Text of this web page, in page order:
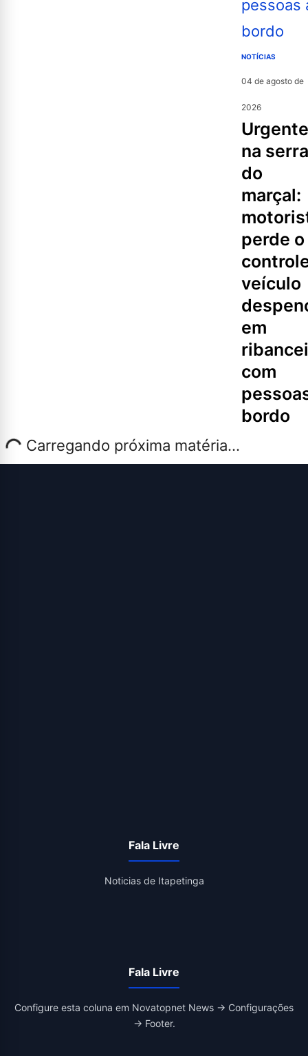
NOTÍCIAS
04 de agosto de
2026
urgente
na serra
do
marçal:
perde o
veículo
em
com
bordo
Carregando próxima matéria...
Fala Livre
Noticias de Itapetinga
Fala Livre
Configure esta coluna em Novatopnet News → Configurações
→ Footer.